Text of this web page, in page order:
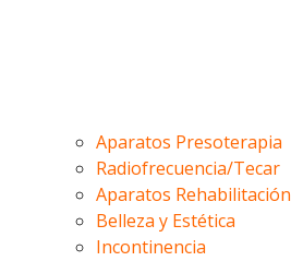
Aparatos Presoterapia
Radiofrecuencia/Tecar
Aparatos Rehabilitación
Belleza y Estética
Incontinencia